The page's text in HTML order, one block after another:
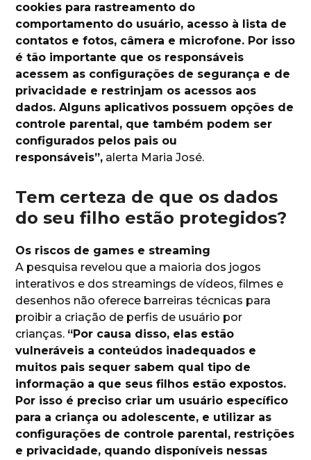
cookies para rastreamento do
comportamento do usuário, acesso à lista de
contatos e fotos, câmera e microfone. Por isso
é tão importante que os responsáveis
acessem as configurações de segurança e de
privacidade e restrinjam os acessos aos
dados. Alguns aplicativos possuem opções de
controle parental, que também podem ser
configurados pelos pais ou
responsáveis”, alerta Maria José.
Tem certeza de que os dados
do seu filho estão protegidos?
Os riscos de games e streaming
A pesquisa revelou que a maioria dos jogos
interativos e dos streamings de vídeos, filmes e
desenhos não oferece barreiras técnicas para
proibir a criação de perfis de usuário por
crianças. “Por causa disso, elas estão
vulneráveis a conteúdos inadequados e
muitos pais sequer sabem qual tipo de
informação a que seus filhos estão expostos.
Por isso é preciso criar um usuário específico
para a criança ou adolescente, e utilizar as
configurações de controle parental, restrições
e privacidade, quando disponíveis nessas